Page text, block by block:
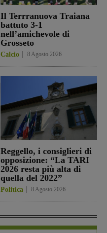
Il Terrranuova Traiana
battuto 3-1
nell’amichevole di
Grosseto
Calcio 8 Agosto 2026
Reggello, i consiglieri di
opposizione: “La TARI
2026 resta più alta di
quella del 2022”
Politica 8 Agosto 2026